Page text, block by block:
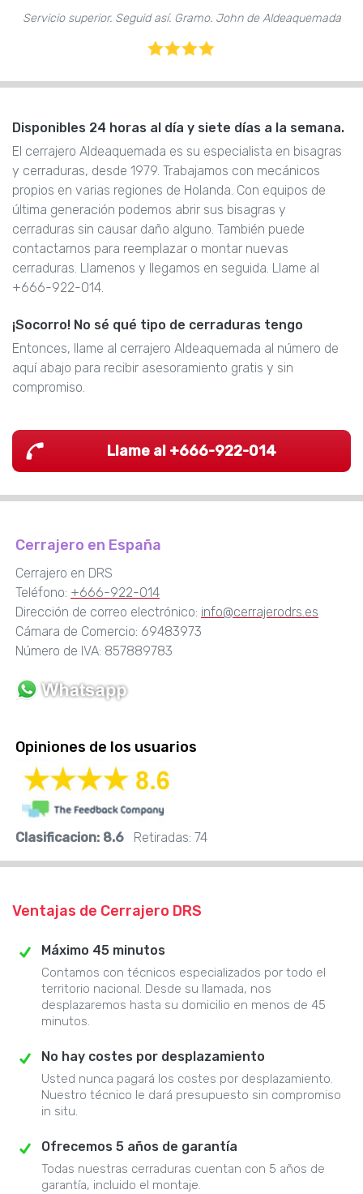
Servicio superior. Seguid así. Gramo. John de Aldeaquemada
Disponibles 24 horas al día y siete días a la semana.
El cerrajero Aldeaquemada es su especialista en bisagras
y cerraduras, desde 1979. Trabajamos con mecánicos
propios en varias regiones de Holanda. Con equipos de
última generación podemos abrir sus bisagras y
cerraduras sin causar daño alguno. También puede
contactarnos para reemplazar o montar nuevas
cerraduras. Llamenos y llegamos en seguida. Llame al
+666-922-014.
¡Socorro! No sé qué tipo de cerraduras tengo
Entonces, llame al cerrajero Aldeaquemada al número de
aquí abajo para recibir asesoramiento gratis y sin
compromiso.
Llame al +666-922-014
Cerrajero en España
Cerrajero en DRS
Teléfono: +666-922-014
Dirección de correo electrónico: info@cerrajerodrs.es
Cámara de Comercio: 69483973
Número de IVA: 857889783
Opiniones de los usuarios
Clasificacion: 8.6 Retiradas: 74
Ventajas de Cerrajero DRS
Máximo 45 minutos
Contamos con técnicos especializados por todo el
territorio nacional. Desde su llamada, nos
desplazaremos hasta su domicilio en menos de 45
minutos.
No hay costes por desplazamiento
Usted nunca pagará los costes por desplazamiento.
Nuestro técnico le dará presupuesto sin compromiso
in situ.
Ofrecemos 5 años de garantía
Todas nuestras cerraduras cuentan con 5 años de
garantía, incluido el montaje.